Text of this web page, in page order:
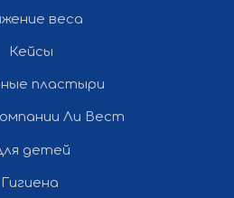
веса
Кейсы
пластыри
Ли Вест
детей
Гигиена